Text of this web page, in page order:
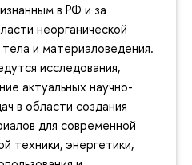
в РФ и за
неорганической
и материаловедения.
исследования,
актуальных научно-
в области создания
для современной
техники, энергетики,